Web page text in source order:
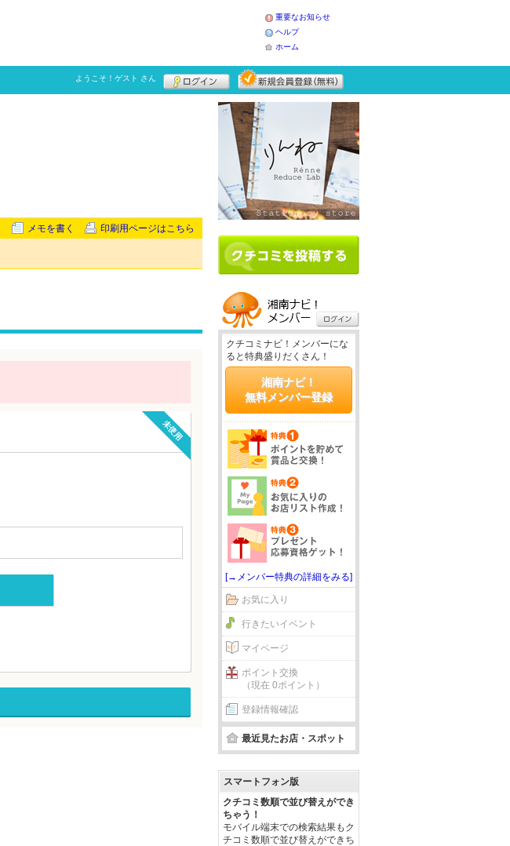
重要なお知らせ
ヘルプ
ホーム
ようこそ！ ゲスト さん
メモを書く 印刷用ページはこちら
未使用
クチコミナビ！メンバーにな
ると特典盛りだくさん！
湘南ナビ！
無料メンバー登録
[→メンバー特典の詳細をみる]
お気に入り
行きたいイベント
マイページ
ポイント交換
（現在 0ポイント）
登録情報確認
最近見たお店・スポット
スマートフォン版
クチコミ数順で並び替えができ
ちゃう！
モバイル端末での検索結果もク
チコミ数順で並び替えができち